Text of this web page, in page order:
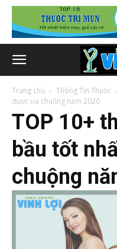
Trang chủ Thông Tin Thuốc
được ưa chuộng năm 2020
TOP 10+
bầu tốt
chuộng